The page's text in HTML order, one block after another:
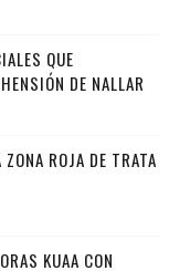
QUE
DE NALLAR
ROJA DE TRATA
KUAA CON